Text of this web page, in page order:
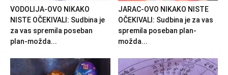
VODOLIJA-OVO NIKAKO
NISTE OČEKIVALI: Sudbina je
za vas spremila poseban
plan-možda...
JARAC-OVO NIKAKO NISTE
OČEKIVALI: Sudbina je za vas
spremila poseban plan-
možda...